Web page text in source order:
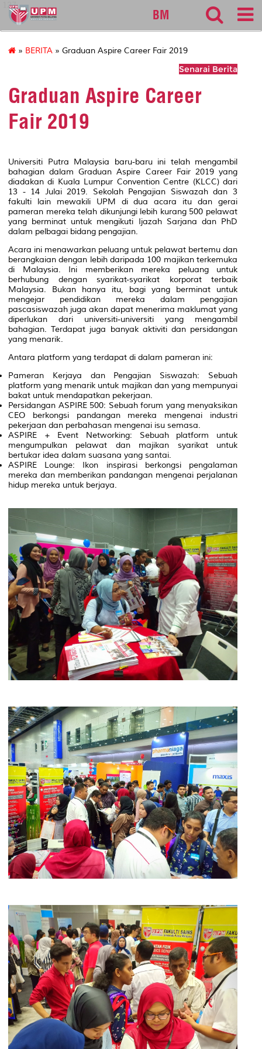
127
BM
» BERITA » Graduan Aspire Career Fair 2019
Senarai Berita
Graduan Aspire Career
Fair 2019
Universiti Putra Malaysia baru-baru ini telah mengambil
bahagian dalam Graduan Aspire Career Fair 2019 yang
diadakan di Kuala Lumpur Convention Centre (KLCC) dari
13 - 14 Julai 2019. Sekolah Pengajian Siswazah dan 3
fakulti lain mewakili UPM di dua acara itu dan gerai
pameran mereka telah dikunjungi lebih kurang 500 pelawat
yang berminat untuk mengikuti Ijazah Sarjana dan PhD
dalam pelbagai bidang pengajian.
Acara ini menawarkan peluang untuk pelawat bertemu dan
berangkaian dengan lebih daripada 100 majikan terkemuka
di Malaysia. Ini memberikan mereka peluang untuk
berhubung dengan syarikat-syarikat korporat terbaik
Malaysia. Bukan hanya itu, bagi yang berminat untuk
mengejar pendidikan mereka dalam pengajian
pascasiswazah juga akan dapat menerima maklumat yang
diperlukan dari universiti-universiti yang mengambil
bahagian. Terdapat juga banyak aktiviti dan persidangan
yang menarik.
Antara platform yang terdapat di dalam pameran ini:
Pameran Kerjaya dan Pengajian Siswazah: Sebuah
platform yang menarik untuk majikan dan yang mempunyai
bakat untuk mendapatkan pekerjaan.
Persidangan ASPIRE 500: Sebuah forum yang menyaksikan
CEO berkongsi pandangan mereka mengenai industri
pekerjaan dan perbahasan mengenai isu semasa.
ASPIRE + Event Networking: Sebuah platform untuk
mengumpulkan pelawat dan majikan syarikat untuk
bertukar idea dalam suasana yang santai.
ASPIRE Lounge: Ikon inspirasi berkongsi pengalaman
mereka dan memberikan pandangan mengenai perjalanan
hidup mereka untuk berjaya.